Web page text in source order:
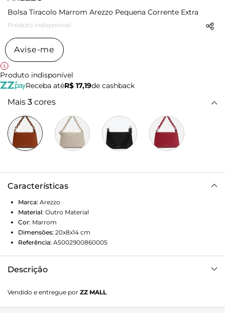
Bolsa Tiracolo Marrom Arezzo Pequena Corrente Extra
Produto indisponível
Avise-me
Produto indisponível
Receba atéR$ 17,19de cashback
Mais 3 cores
Características
Marca: Arezzo
Material: Outro Material
Cor: Marrom
Dimensões: 20x8x14 cm
Referência: A5002900860005
Descrição
Vendido e entregue por ZZ MALL